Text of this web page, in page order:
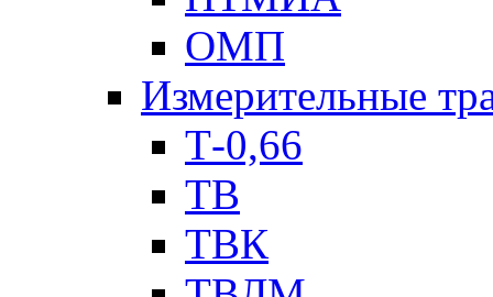
ОМП
Измерительные
Т-0,66
ТВ
ТВК